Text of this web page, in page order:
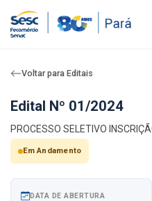
Voltar para Editais
Edital Nº 01/2024
PROCESSO SELETIVO
Em Andamento
DATA DE ABERTURA